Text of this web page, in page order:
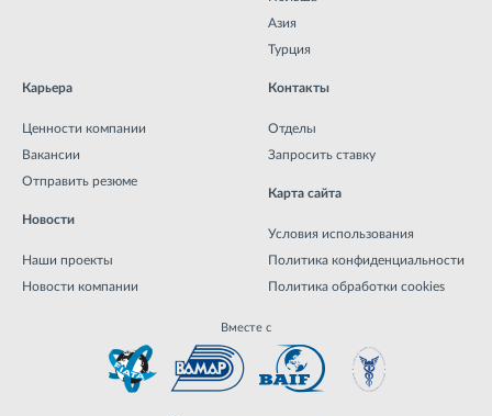
Азия
Турция
Карьера
Ценности компании
Вакансии
Отправить резюме
Новости
Наши проекты
Новости компании
Контакты
Отделы
Запросить ставку
Карта сайта
Условия использования
Политика конфиденциальности
Политика обработки cookies
Вместе с